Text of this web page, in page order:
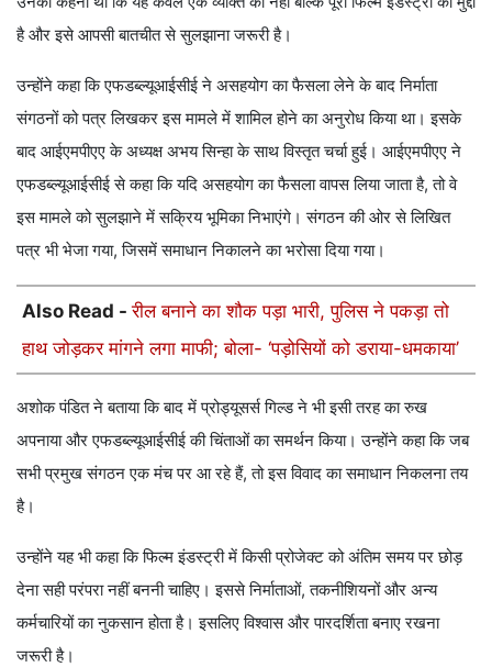
है और इसे आपसी बातचीत से सुलझाना जरूरी है।
उन्होंने कहा कि एफडब्ल्यूआईसीई ने असहयोग का फैसला लेने के बाद निर्माता
संगठनों को पत्र लिखकर इस मामले में शामिल होने का अनुरोध किया था। इसके
बाद आईएमपीएए के अध्यक्ष अभय सिन्हा के साथ विस्तृत चर्चा हुई। आईएमपीएए ने
एफडब्ल्यूआईसीई से कहा कि यदि असहयोग का फैसला वापस लिया जाता है, तो वे
इस मामले को सुलझाने में सक्रिय भूमिका निभाएंगे। संगठन की ओर से लिखित
पत्र भी भेजा गया, जिसमें समाधान निकालने का भरोसा दिया गया।
Also Read -रील बनाने का शौक पड़ा भारी, पुलिस ने पकड़ा तो
हाथ जोड़कर मांगने लगा माफी; बोला- ‘पड़ोसियों को डराया-धमकाया’
अशोक पंडित ने बताया कि बाद में प्रोड्यूसर्स गिल्ड ने भी इसी तरह का रुख
अपनाया और एफडब्ल्यूआईसीई की चिंताओं का समर्थन किया। उन्होंने कहा कि जब
सभी प्रमुख संगठन एक मंच पर आ रहे हैं, तो इस विवाद का समाधान निकलना तय
है।
उन्होंने यह भी कहा कि फिल्म इंडस्ट्री में किसी प्रोजेक्ट को अंतिम समय पर छोड़
देना सही परंपरा नहीं बननी चाहिए। इससे निर्माताओं, तकनीशियनों और अन्य
कर्मचारियों का नुकसान होता है। इसलिए विश्वास और पारदर्शिता बनाए रखना
जरूरी है।